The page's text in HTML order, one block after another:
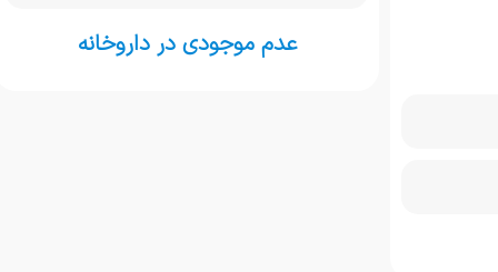
عدم موجودی در داروخانه